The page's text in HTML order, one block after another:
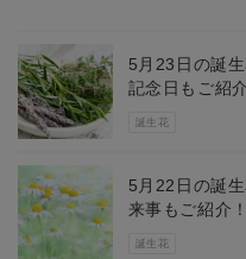
誕生花
5月23日の誕
記念日もご紹介
誕生花
5月22日の誕
来事もご紹介！